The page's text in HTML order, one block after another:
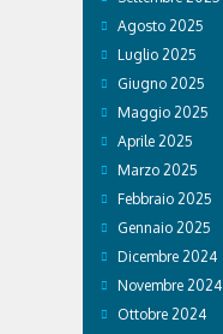
Agosto 2025
Luglio 2025
Giugno 2025
Maggio 2025
Aprile 2025
Marzo 2025
Febbraio 2025
Gennaio 2025
Dicembre 2024
Novembre 2024
Ottobre 2024